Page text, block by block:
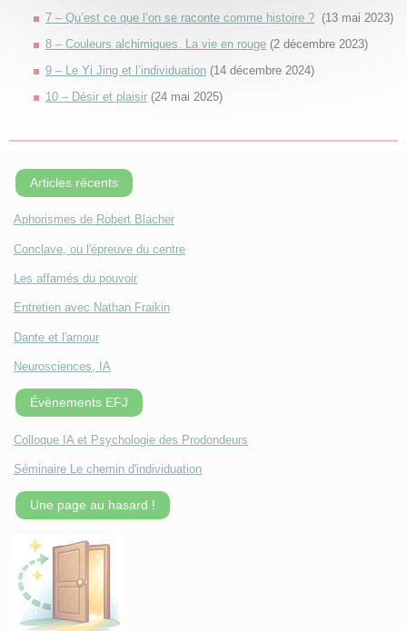
7 – Qu’est ce que l’on se raconte comme histoire ? (13 mai 2023)
8 – Couleurs alchimiques. La vie en rouge (2 décembre 2023)
9 – Le Yi Jing et l’individuation (14 décembre 2024)
10 – Désir et plaisir (24 mai 2025)
Articles récents
Aphorismes de Robert Blacher
Conclave, ou l'épreuve du centre
Les affamés du pouvoir
Entretien avec Nathan Fraikin
Dante et l'amour
Neurosciences, IA
Évènements EFJ
Colloque IA et Psychologie des Prodondeurs
Séminaire Le chemin d'individuation
Une page au hasard !